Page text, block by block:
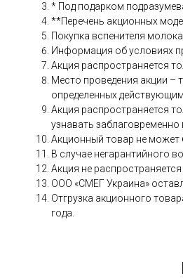
* Под подарком
**Перечень акционных
Покупка вспенителя
Информация об условиях
Акция распространяется
Место проведения акции –
определенных
Акция распространяется
узнавать
Акционный товар не может
В случае негарантийного
Акция не
ООО «СМЕГ Украина»
Отгрузка акционного
года.